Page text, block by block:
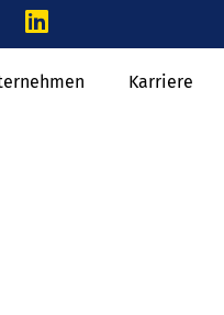
Karriere